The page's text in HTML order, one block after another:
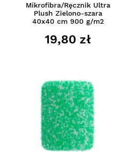
Mikrofibra/Ręcznik Ultra
Plush Zielono-szara
40x40 cm 900 g/m2
19,80 zł